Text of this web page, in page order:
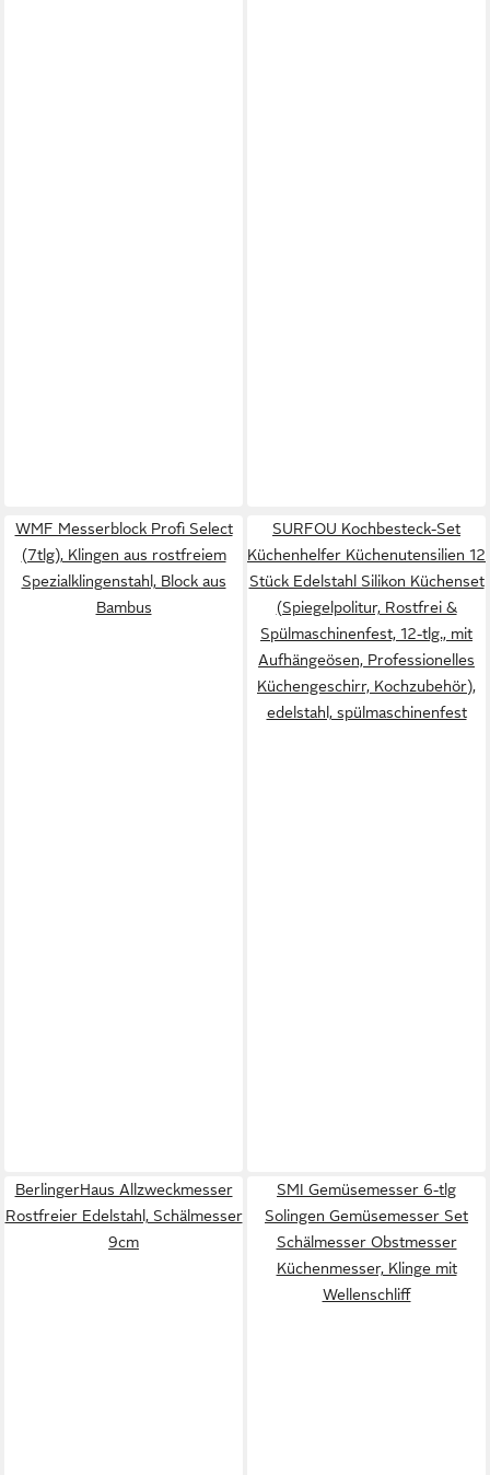
WMF Messerblock Profi Select
(7tlg), Klingen aus rostfreiem
Spezialklingenstahl, Block aus
Bambus
SURFOU Kochbesteck-Set
Küchenhelfer Küchenutensilien 12
Stück Edelstahl Silikon Küchenset
(Spiegelpolitur, Rostfrei &
Spülmaschinenfest, 12-tlg., mit
Aufhängeösen, Professionelles
Küchengeschirr, Kochzubehör),
edelstahl, spülmaschinenfest
BerlingerHaus Allzweckmesser
Rostfreier Edelstahl, Schälmesser
9cm
SMI Gemüsemesser 6-tlg
Solingen Gemüsemesser Set
Schälmesser Obstmesser
Küchenmesser, Klinge mit
Wellenschliff